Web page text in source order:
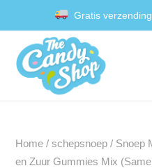
Gratis
Home /schepsnoep / Snoep
en Zuur Gummies Mix